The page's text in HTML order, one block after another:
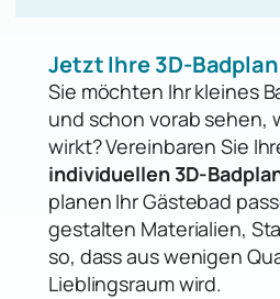
Jetzt Ihre 3D-
Sie möchten Ihr kleines
und schon vorab sehen,
wirkt? Vereinbaren Sie
individuellen 3D-
planen Ihr Gästebad
gestalten Materialien,
so, dass aus wenigen
Lieblingsraum wird.